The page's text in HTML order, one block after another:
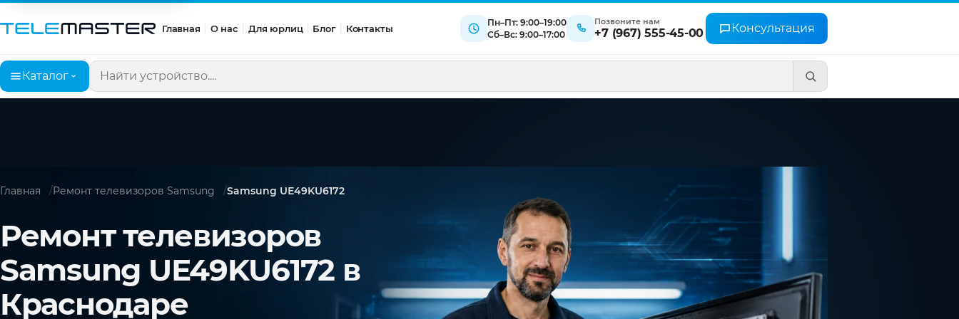
Главная О нас Для юрлиц Блог Контакты
Пн–Пт: 9:00–19:00
Сб–Вс: 9:00–17:00
Позвоните нам
+7 (967) 555-45-00 Консультация
Каталог
Поиск по сайту
Главная Ремонт телевизоров Samsung Samsung UЕ49KU6172
Ремонт телевизоров
Samsung UЕ49KU6172 в
Краснодаре